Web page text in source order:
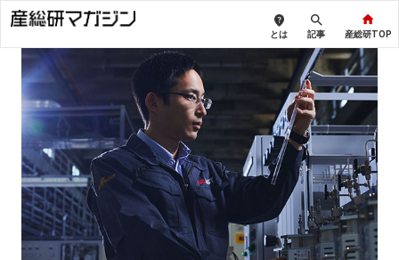
とは 記事 産総研TOP